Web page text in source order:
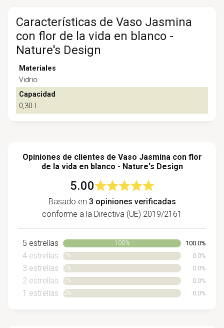
Características de Vaso Jasmina
con flor de la vida en blanco -
Nature's Design
Materiales
Vidrio
Capacidad
0,30 l
Opiniones de clientes de Vaso Jasmina con flor
de la vida en blanco - Nature's Design
5.00
Basado en 3 opiniones verificadas
conforme a la Directiva (UE) 2019/2161
5 estrellas 100% 100.0%
4 estrellas 0% 0.0%
3 estrellas 0% 0.0%
2 estrellas 0% 0.0%
1 estrellas 0% 0.0%